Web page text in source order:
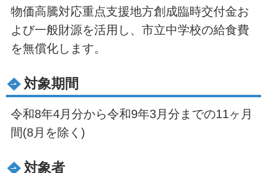
物価高騰対応重点支援地方創成臨時交付金お
よび一般財源を活用し、市立中学校の給食費
を無償化します。
対象期間
令和8年4月分から令和9年3月分までの11ヶ月
間(8月を除く)
対象者